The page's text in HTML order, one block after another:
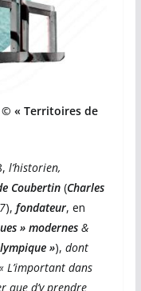
© « Territoires de
l’historien,
Coubertin (Charles
), fondateur, en
» modernes&
»), dont
L’important dans
que d’y prendre